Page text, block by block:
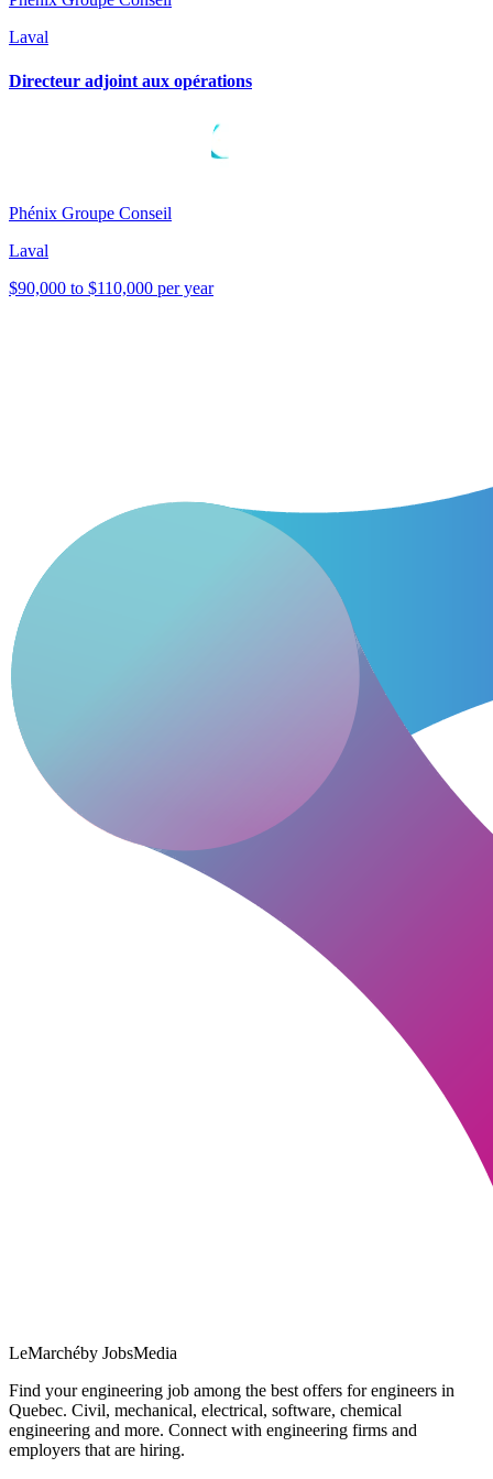
Laval
Directeur adjoint aux opérations
Phénix Groupe Conseil
Laval
$90,000 to $110,000 per year
LeMarchéby JobsMedia
Find your engineering job among the best offers for engineers in
Quebec. Civil, mechanical, electrical, software, chemical
engineering and more. Connect with engineering firms and
employers that are hiring.